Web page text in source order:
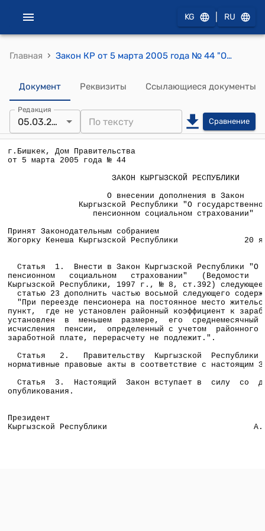
KG RU
Главная › Закон КР от 5 марта 2005 года № 44 "О внесении дополнения в Закон Кыргызской Республики "О государственном пенсионном социальном страховании"
Документ Реквизиты Ссылающиеся документы
Редакция
05.03.2005 Сравнение